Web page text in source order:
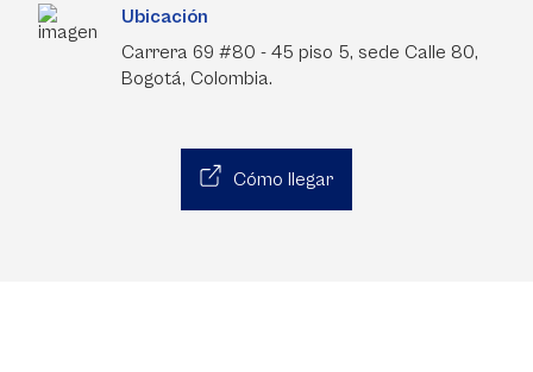
Ubicación
Carrera 69 #80 - 45 piso 5, sede Calle 80,
Bogotá, Colombia.
Cómo llegar